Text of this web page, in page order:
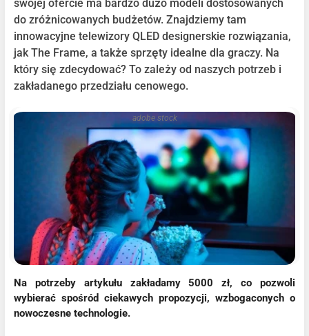
swojej ofercie ma bardzo dużo modeli dostosowanych
do zróżnicowanych budżetów. Znajdziemy tam
innowacyjne telewizory QLED designerskie rozwiązania,
jak The Frame, a także sprzęty idealne dla graczy. Na
który się zdecydować? To zależy od naszych potrzeb i
zakładanego przedziału cenowego.
adobe stock
Na potrzeby artykułu zakładamy 5000 zł, co pozwoli
wybierać spośród ciekawych propozycji, wzbogaconych o
nowoczesne technologie.